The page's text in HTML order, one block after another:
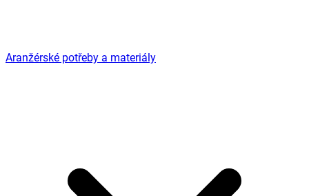
Aranžérské potřeby a materiály